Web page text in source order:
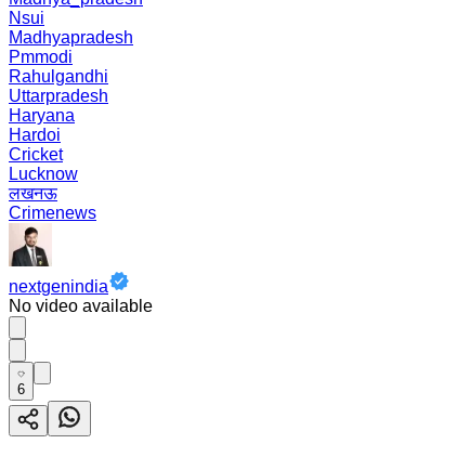
Nsui
Madhyapradesh
Pmmodi
Rahulgandhi
Uttarpradesh
Haryana
Hardoi
Cricket
Lucknow
लखनऊ
Crimenews
nextgenindia
No video available
6